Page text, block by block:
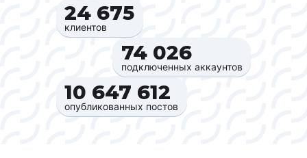
24 675‍
клиентов
74 026‍
подключенных аккаунтов
10 647 612‍
опубликованных постов